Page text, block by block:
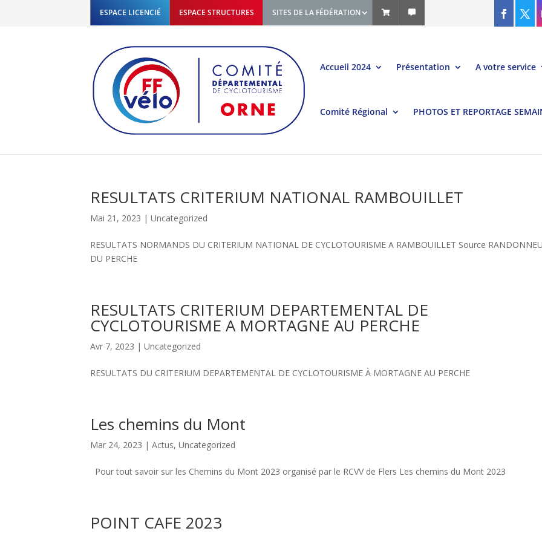
ESPACE LICENCIÉ ESPACE STRUCTURES SITES DE LA FÉDÉRATION
Accueil 2024 Présentation A votre service
Comité Régional PHOTOS ET REPORTAGE
RESULTATS CRITERIUM NATIONAL RAMBOUILLET
Mai 21, 2023 |Uncategorized
RESULTATS NORMANDS DU CRITERIUM NATIONAL DE CYCLOTOURISME A RAMBOUILLET Source
DU PERCHE
RESULTATS CRITERIUM DEPARTEMENTAL DE
CYCLOTOURISME A MORTAGNE AU PERCHE
Avr 7, 2023 |Uncategorized
RESULTATS DU CRITERIUM DEPARTEMENTAL DE CYCLOTOURISME À MORTAGNE AU PERCHE
Les chemins du Mont
Mar 24, 2023 |Actus,Uncategorized
Pour tout savoir sur les Chemins du Mont 2023 organisé par le RCVV de Flers Les chemins du Mont 2023
POINT CAFE 2023